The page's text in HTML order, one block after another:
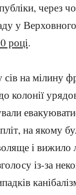
через
у Верховного
році.
на мілину
колонії
на якому
і вижило
із-за